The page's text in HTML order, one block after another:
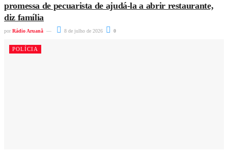
promessa de pecuarista de ajudá-la a abrir restaurante,
diz família
por Rádio Aruanã 8 de julho de 2026 0
POLÍCIA